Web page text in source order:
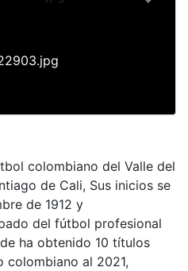
Next
colombiano del Valle del
de Cali, Sus inicios se
de 1912 y
del fútbol profesional
ha obtenido 10 títulos
colombiano al 2021,